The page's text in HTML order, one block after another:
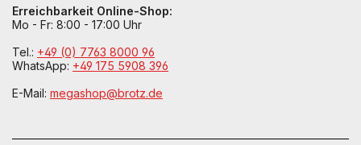
Erreichbarkeit Online-Shop:
Mo - Fr: 8:00 - 17:00 Uhr
Tel.: +49 (0) 7763 8000 96
WhatsApp: +49 175 5908 396
E-Mail: megashop@brotz.de